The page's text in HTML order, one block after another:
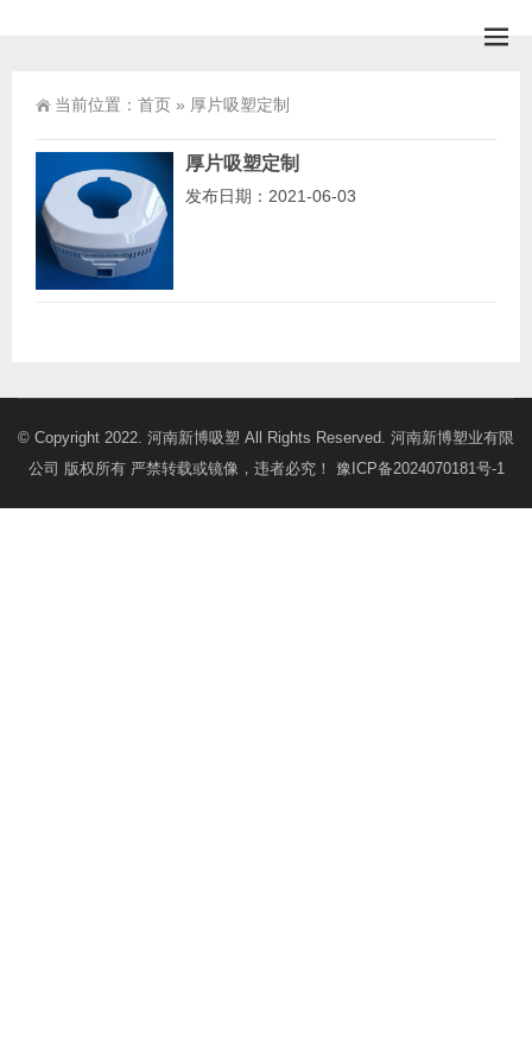
当前位置： 首页 » 厚片吸塑定制
厚片吸塑定制
发布日期：2021-06-03
© Copyright 2022. 河南新博吸塑 All Rights Reserved. 河南新博塑业有限
公司 版权所有 严禁转载或镜像，违者必究！ 豫ICP备2024070181号-1